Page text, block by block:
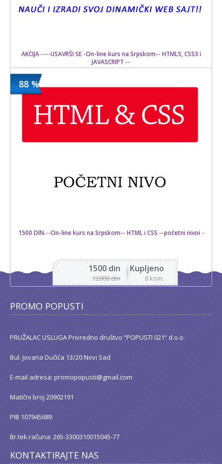
AKCIJA ----USAVRŠI SE -On-line kurs na Srpskom-- HTML5, CSS3 i
JAVASCRIPT --
Kupljeno
1500 din
88 %
1500 DIN.--On-line kurs na Srpskom-- HTML i CSS --početni nivoi -
Kupljeno
8 kom.
1500 din
12000 din
PROMO POPUSTI
PRUŽALAC USLUGA Privredno društvo “POPUSTI 021“ d.o.o.
Bul. Jovana Dučića 13/20 Novi Sad
E-mail adresa: promopopusti@gmail.com
Matični broj 20902191
PIB 107945689
Br.tek.računa: 265-3300310015045-77
KONTAKTIRAJTE NAS